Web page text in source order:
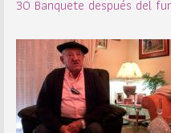
30 Banquete después del